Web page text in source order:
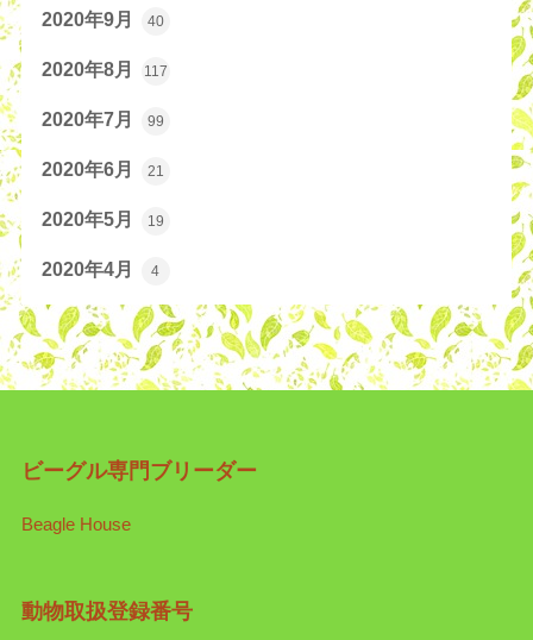
2020年9月 40
2020年8月 117
2020年7月 99
2020年6月 21
2020年5月 19
2020年4月 4
ビーグル専門ブリーダー
Beagle House
動物取扱登録番号